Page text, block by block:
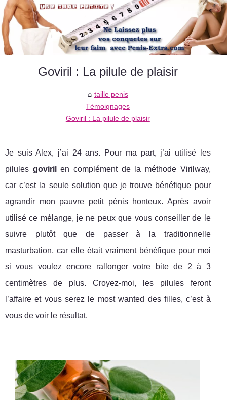
Goviril : La pilule de plaisir
taille penis
Témoignages
Goviril : La pilule de plaisir
Je suis Alex, j’ai 24 ans. Pour ma part, j’ai utilisé les
pilules goviril
en complément de la méthode Virilway,
car c’est la seule solution que je trouve bénéfique pour
agrandir mon pauvre petit pénis honteux. Après avoir
utilisé ce mélange, je ne peux que vous conseiller de le
suivre plutôt que de passer à la traditionnelle
masturbation, car elle était vraiment bénéfique pour moi
si vous voulez encore rallonger votre bite de 2 à 3
centimètres de plus. Croyez-moi, les pilules feront
l’affaire et vous serez le most wanted des filles, c’est à
vous de voir le résultat.